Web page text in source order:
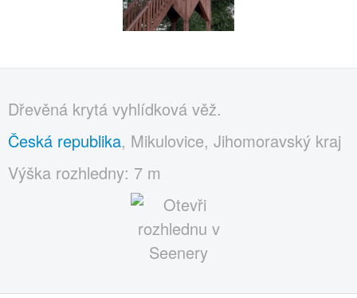
Dřevěná krytá vyhlídková věž.
Česká republika, Mikulovice, Jihomoravský kraj
Výška rozhledny: 7 m